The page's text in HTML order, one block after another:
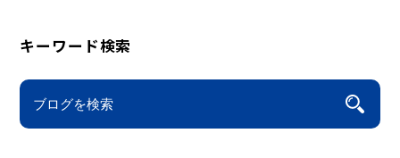
キーワード検索